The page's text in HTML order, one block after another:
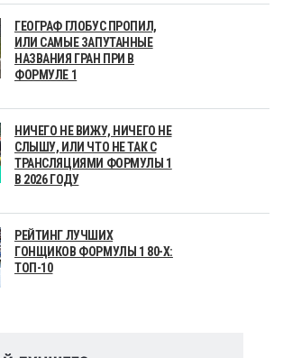
ГЕОГРАФ ГЛОБУС ПРОПИЛ,
ИЛИ САМЫЕ ЗАПУТАННЫЕ
НАЗВАНИЯ ГРАН ПРИ В
ФОРМУЛЕ 1
НИЧЕГО НЕ ВИЖУ, НИЧЕГО НЕ
СЛЫШУ, ИЛИ ЧТО НЕ ТАК С
ТРАНСЛЯЦИЯМИ ФОРМУЛЫ 1
В 2026 ГОДУ
РЕЙТИНГ ЛУЧШИХ
ГОНЩИКОВ ФОРМУЛЫ 1 80-Х:
ТОП-10